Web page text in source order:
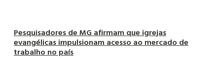
Pesquisadores de MG afirmam que igrejas
evangélicas impulsionam acesso ao mercado de
trabalho no país